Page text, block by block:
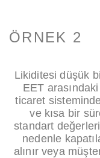
ÖRNEK 2
Likiditesi düşük
EET
ticaret
ve kısa bir
standart
nedenle
alınır veya